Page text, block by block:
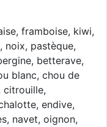
framboise, kiwi,
noix, pastèque,
betterave,
blanc, chou de
citrouille,
endive,
navet, oignon,